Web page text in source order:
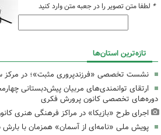
* لطفا متن تصویر را در جعبه متن وارد کنید
تازه‌ترین استان‌ها
نشست تخصصی «فرزندپروری مثبت»؛ در مرکز
ارتقای توانمندی‌های مربیان پیش‌دبستانی
دوره‌های تخصصی کانون پرورش فکری
اجرای طرح «بازیکا» در مراکز فرهنگی هنری
پویش ملی «نامه‌ای از آسمان» همزمان با